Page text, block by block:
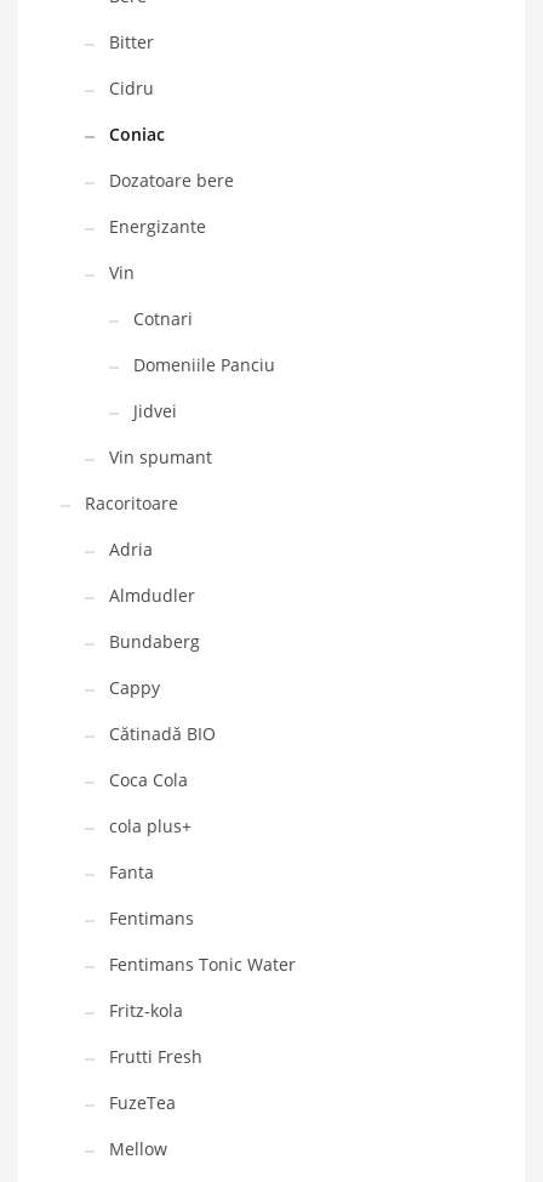
Bitter
Cidru
Coniac
Dozatoare bere
Energizante
Vin
Cotnari
Domeniile Panciu
Jidvei
Vin spumant
Racoritoare
Adria
Almdudler
Bundaberg
Cappy
Cătinadă BIO
Coca Cola
cola plus+
Fanta
Fentimans
Fentimans Tonic Water
Fritz-kola
Frutti Fresh
FuzeTea
Mellow